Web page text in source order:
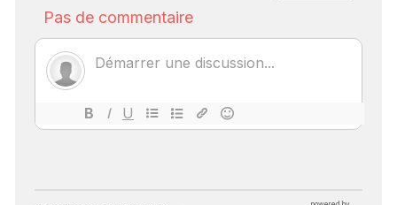
ÉCHO : DES IMAGES
POUR TOUTES LES
18 juil 2022